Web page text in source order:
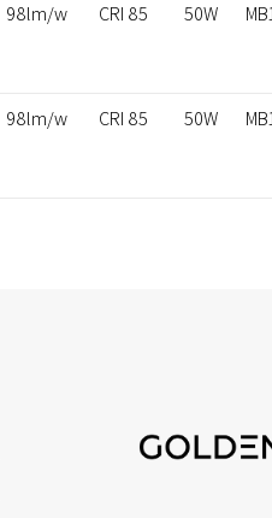
50W
CRI 85
98lm/w
50W
CRI 85
98lm/w